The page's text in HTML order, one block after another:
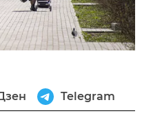
Telegram